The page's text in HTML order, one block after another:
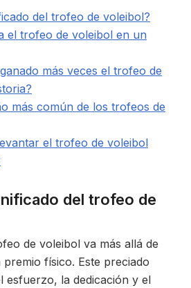
del trofeo de voleibol?
el trofeo de voleibol en un
más veces el trofeo de
más común de los trofeos de
el trofeo de voleibol
del trofeo de
de voleibol va más allá de
físico. Este preciado
esfuerzo, la dedicación y el